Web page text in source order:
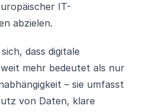
IT-
abzielen.
dass digitale
mehr bedeutet als nur
– sie umfasst
von Daten, klare